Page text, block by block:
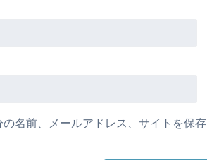
名前、メールアドレス、サイトを保存